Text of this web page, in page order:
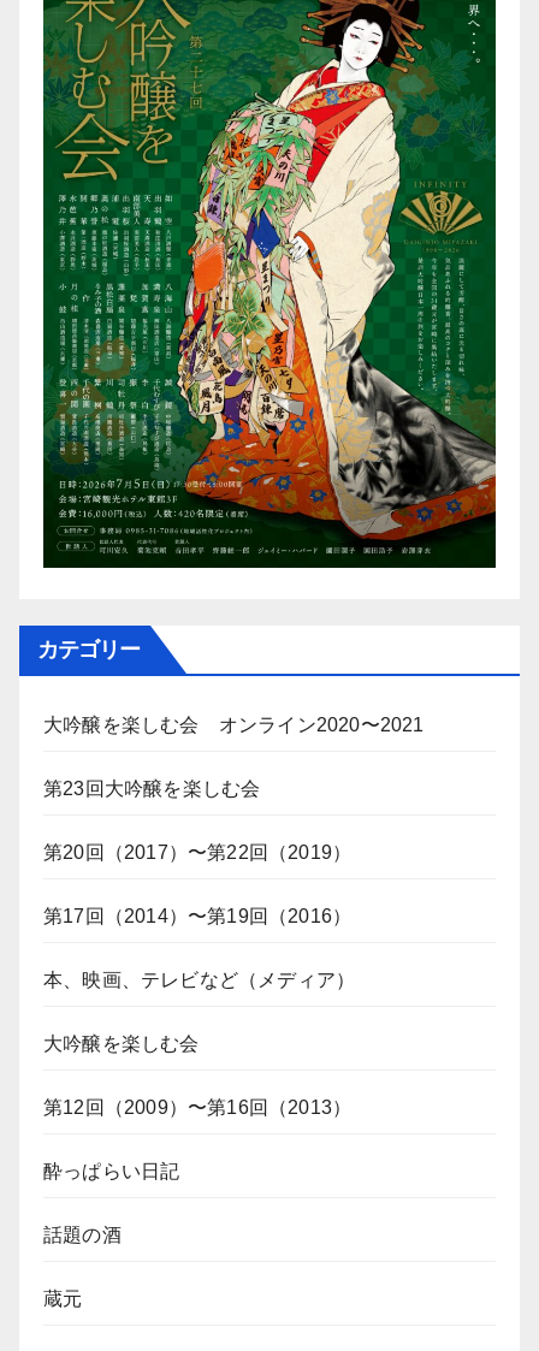
カテゴリー
大吟醸を楽しむ会 オンライン2020〜2021
第23回大吟醸を楽しむ会
第20回（2017）〜第22回（2019）
第17回（2014）〜第19回（2016）
本、映画、テレビなど（メディア）
大吟醸を楽しむ会
第12回（2009）〜第16回（2013）
酔っぱらい日記
話題の酒
蔵元